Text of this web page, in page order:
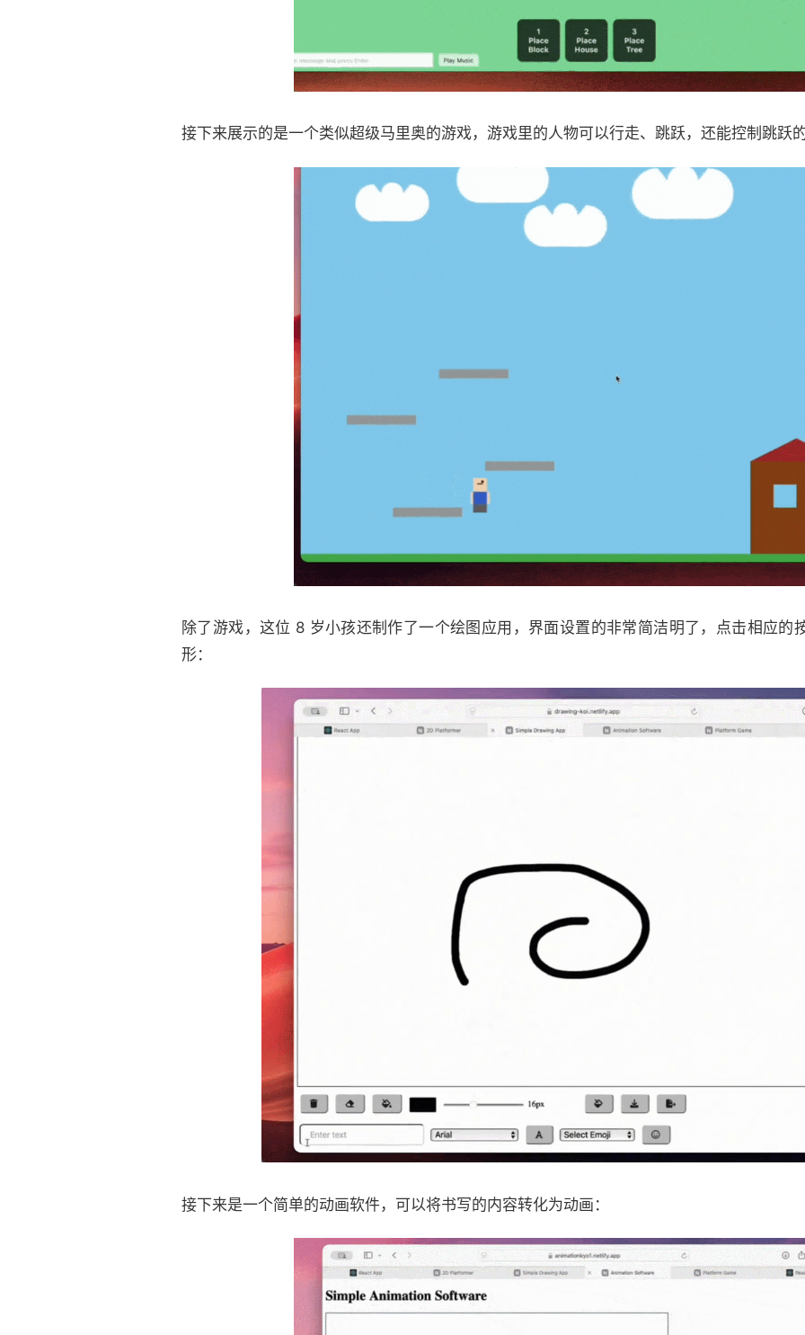
接下来展示的是一个类似超级马里奥的游戏，游戏里的人物可以行走、跳跃，还能控制跳跃
除了游戏，这位 8 岁小孩还制作了一个绘图应用，界面设置的非常简洁明了，点击相应的
形：
接下来是一个简单的动画软件，可以将书写的内容转化为动画：